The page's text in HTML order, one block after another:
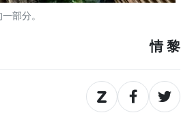
部分。
情 黎